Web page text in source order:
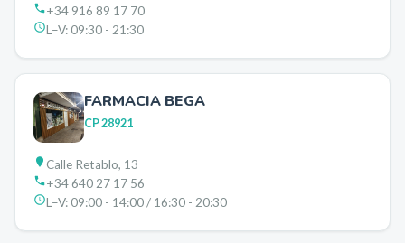
+34 916 89 17 70
L–V:09:30 - 21:30
FARMACIA BEGA
CP28921
Calle Retablo, 13
+34 640 27 17 56
L–V:09:00 - 14:00 / 16:30 - 20:30